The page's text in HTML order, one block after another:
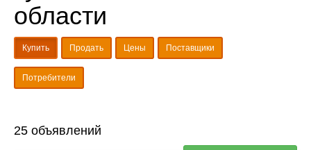
области
Купить Продать Цены Поставщики
Потребители
25 объявлений